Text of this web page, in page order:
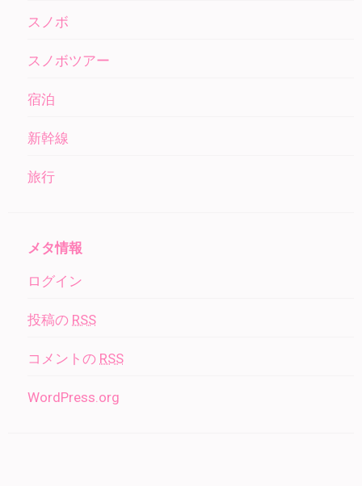
スノボ
スノボツアー
宿泊
新幹線
旅行
メタ情報
ログイン
投稿の RSS
コメントの RSS
WordPress.org